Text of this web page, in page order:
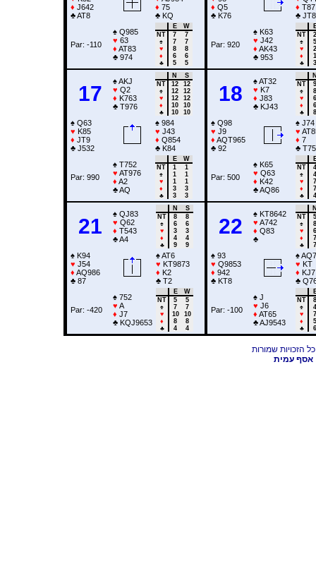
♦ J642
♣AT8
♦ 75
♣ KQ
Par: -110
♠ Q985
♥ 63
♦ AT83
♣ 974
E
W
NT
7
7
♠
7
7
♥
8
8
♦
6
6
♣
5 5
♦ Q5
♣ K76
♦ T87
♣
Par: 920
♠ K63
♥ J42
♦ AK43
♣ 953
NT
2
♠
5
♥
2
♦
1
♣
3
17
♠AKJ
♥ Q2
♦ K763
♣ T976
N
S
NT
12
12
♠
12
12
♥
12
12
♦
10
10
♣
10 10
♠ Q63
♥ K85
♦ JT9
♣ J532
♠ 984
♥ J43
♦ Q854
♣ K84
Par: 990
♠ T752
♥ AT976
♦ A2
♣AQ
E
W
NT
1
1
♠
1
1
♥
1
1
♦
3
3
♣
3 3
18
♠AT32
♥ K7
♦ J83
♣ KJ43
NT
9
♠
8
♥
6
♦
6
♣
8
♠ Q98
♥ J9
♦ AQT965
♣ 92
♠ J74
♥
♦ 7
♣ T75
Par: 500
♠ K65
♥ Q63
♦ K42
♣AQ86
NT
4
♠
4
♥
7
♦
7
♣
4
21
♠ QJ83
♥ Q62
♦ T543
♣A4
N
S
NT
8
8
♠
6
6
♥
3
3
♦
4
4
♣
9 9
♠ K94
♥ J54
♦ AQ986
♣ 87
♠AT6
♥ KT9873
♦ K2
♣ T2
Par: -420
♠ 752
♥ A
♦ J7
♣ KQJ9653
E
W
NT
5
5
♠
7
7
♥
10
10
♦
8
8
♣
4 4
22
♠ KT8642
♥ A742
♦ Q83
♣
NT
5
♠
8
♥
6
♦
7
♣
7
♠ 93
♥ Q9853
♦ 942
♣ KT8
♠
♥ KT
♦ KJ7
♣
Par: -100
♠ J
♥ J6
♦ AT65
♣AJ9543
NT
8
♠
4
♥
7
♦
5
♣
6
אסף עמית